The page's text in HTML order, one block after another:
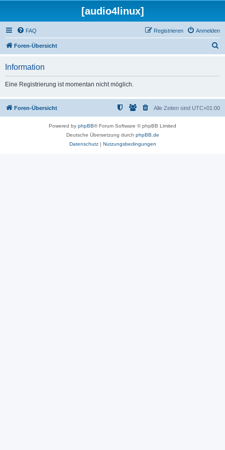
[audio4linux]
FAQ Anmelden
Registrieren
Foren-Übersicht
Information
Eine Registrierung ist momentan nicht möglich.
Foren-Übersicht Alle Zeiten sind UTC+01:00
Powered by phpBB® Forum Software © phpBB Limited
Deutsche Übersetzung durch phpBB.de
Datenschutz| Nutzungsbedingungen